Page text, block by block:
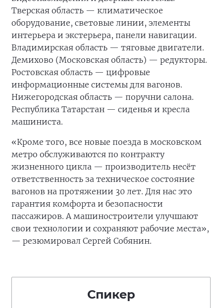
Тверская область — климатическое
оборудование, световые линии, элементы
интерьера и экстерьера, панели навигации.
Владимирская область — тяговые двигатели.
Демихово (Московская область) — редукторы.
Ростовская область — цифровые
информационные системы для вагонов.
Нижегородская область — поручни салона.
Республика Татарстан — сиденья и кресла
машиниста.
«Кроме того, все новые поезда в московском
метро обслуживаются по контракту
жизненного цикла — производитель несёт
ответственность за техническое состояние
вагонов на протяжении 30 лет. Для нас это
гарантия комфорта и безопасности
пассажиров. А машиностроители улучшают
свои технологии и сохраняют рабочие места»,
— резюмировал Сергей Собянин.
Спикер